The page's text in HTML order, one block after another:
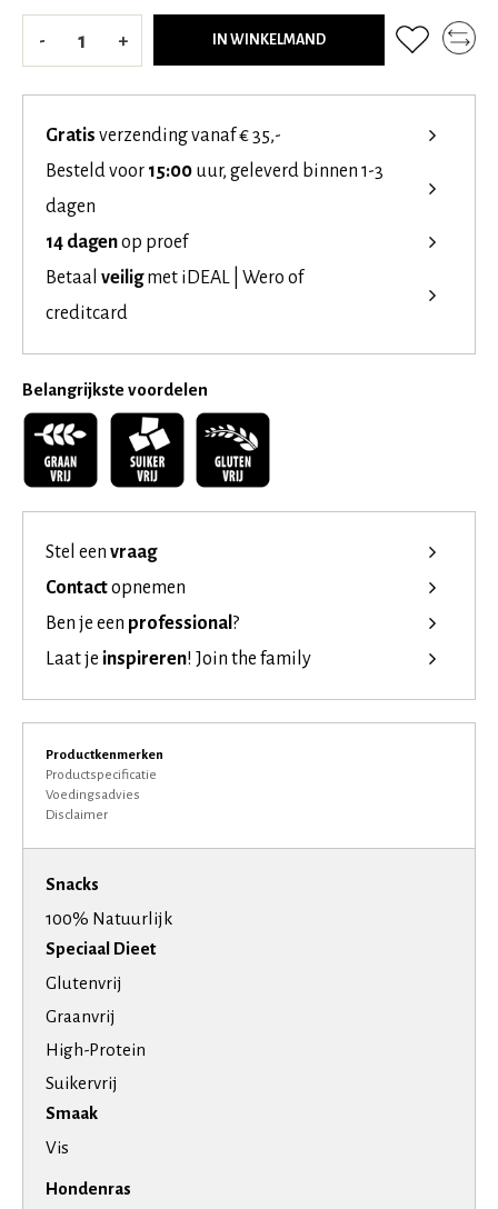
- + IN WINKELMAND
Gratis verzending vanaf € 35,-
Besteld voor 15:00 uur, geleverd binnen 1-3
dagen
14 dagenop proef
Betaal veiligmet iDEAL | Wero of
creditcard
Belangrijkste voordelen
Stel een vraag
Contactopnemen
Ben je een professional ?
Laat je inspireren! Join the family
Productkenmerken
Productspecificatie
Voedingsadvies
Disclaimer
Snacks
100% Natuurlijk
Speciaal Dieet
Glutenvrij
Graanvrij
High-Protein
Suikervrij
Smaak
Vis
Hondenras